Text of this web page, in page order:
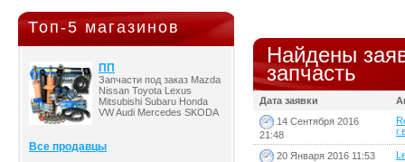
Топ-5 магазинов
ПП
Запчасти под заказ Mazda
Nissan Toyota Lexus
Mitsubishi Subaru Honda
VW Audi Mercedes SKODA
Все продавцы
Найдены
запчасть
Дата заявки
14 Сентября 2016
21:48
20 Января 2016 11:53